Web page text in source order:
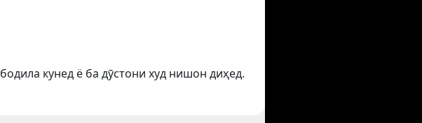
кунед ё ба дӯстони худ нишон диҳед.